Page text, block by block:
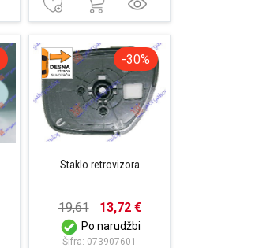
-30%
Staklo retrovizora
19,61 13,72 €
Po narudžbi
Šifra: 073907601